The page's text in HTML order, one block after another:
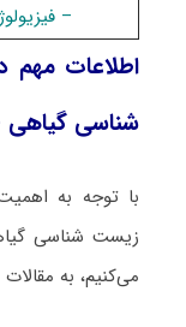
–
اطلاعات
شناسی گیاهی
با توجه به
زیست شناسی
می‌کنیم، به